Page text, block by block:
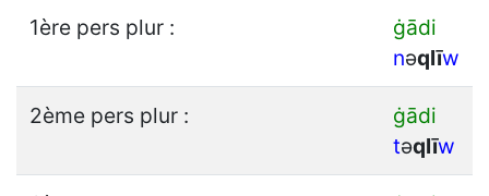
1ère pers plur :
ġādi
nǝqlīw
2ème pers plur :
ġādi
tǝqlīw